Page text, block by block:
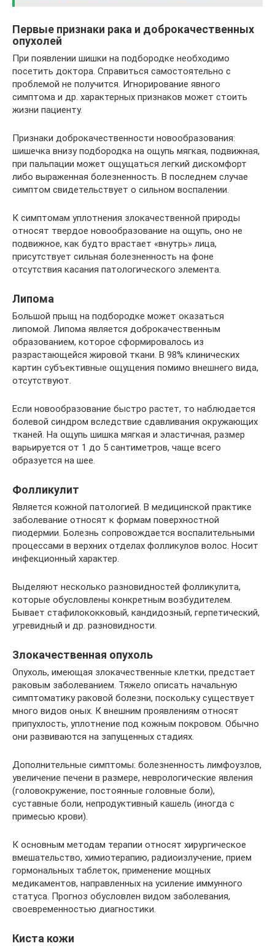
Первые признаки рака и доброкачественных
опухолей
При появлении шишки на подбородке необходимо
посетить доктора. Справиться самостоятельно с
проблемой не получится. Игнорирование явного
симптома и др. характерных признаков может стоить
жизни пациенту.
Признаки доброкачественности новообразования:
шишечка внизу подбородка на ощупь мягкая, подвижная,
при пальпации может ощущаться легкий дискомфорт
либо выраженная болезненность. В последнем случае
симптом свидетельствует о сильном воспалении.
К симптомам уплотнения злокачественной природы
относят твердое новообразование на ощупь, оно не
подвижное, как будто врастает «внутрь» лица,
присутствует сильная болезненность на фоне
отсутствия касания патологического элемента.
Липома
Большой прыщ на подбородке может оказаться
липомой. Липома является доброкачественным
образованием, которое сформировалось из
разрастающейся жировой ткани. В 98% клинических
картин субъективные ощущения помимо внешнего вида,
отсутствуют.
Если новообразование быстро растет, то наблюдается
болевой синдром вследствие сдавливания окружающих
тканей. На ощупь шишка мягкая и эластичная, размер
варьируется от 1 до 5 сантиметров, чаще всего
образуется на шее.
Фолликулит
Является кожной патологией. В медицинской практике
заболевание относят к формам поверхностной
пиодермии. Болезнь сопровождается воспалительными
процессами в верхних отделах фолликулов волос. Носит
инфекционный характер.
Выделяют несколько разновидностей фолликулита,
которые обусловлены конкретным возбудителем.
Бывает стафилококковый, кандидозный, герпетический,
угревидный и др. разновидности.
Злокачественная опухоль
Опухоль, имеющая злокачественные клетки, предстает
раковым заболеванием. Тяжело описать начальную
симптоматику раковой болезни, поскольку существует
много видов оных. К внешним проявлениям относят
припухлость, уплотнение под кожным покровом. Обычно
они развиваются на запущенных стадиях.
Дополнительные симптомы: болезненность лимфоузлов,
увеличение печени в размере, неврологические явления
(головокружение, постоянные головные боли),
суставные боли, непродуктивный кашель (иногда с
примесью крови).
К основным методам терапии относят хирургическое
вмешательство, химиотерапию, радиоизлучение, прием
гормональных таблеток, применение мощных
медикаментов, направленных на усиление иммунного
статуса. Прогноз обусловлен видом заболевания,
своевременностью диагностики.
Киста кожи